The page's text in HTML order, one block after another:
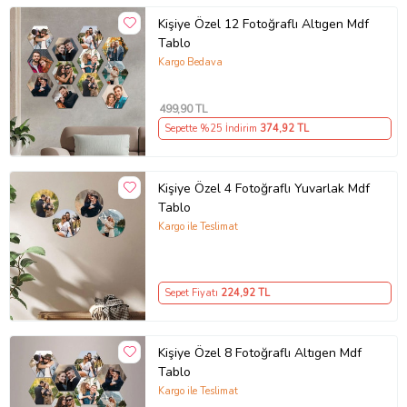
Kişiye Özel 12 Fotoğraflı Altıgen Mdf
Tablo
Kargo Bedava
499,90 TL
Sepette %25 İndirim 374,92 TL
Kişiye Özel 4 Fotoğraflı Yuvarlak Mdf
Tablo
Kargo ile Teslimat
Sepet Fiyatı 224,92 TL
Kişiye Özel 8 Fotoğraflı Altıgen Mdf
Tablo
Kargo ile Teslimat